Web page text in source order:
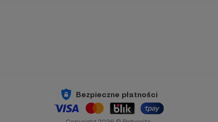
Bezpieczne płatności